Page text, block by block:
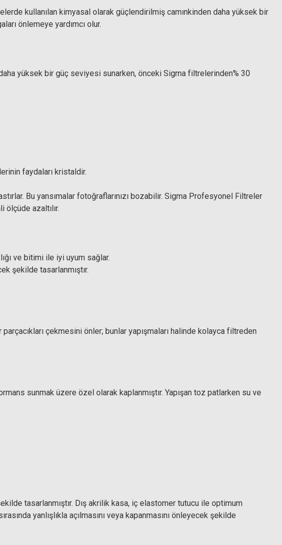
kullanılan kimyasal olarak güçlendirilmiş camınkinden daha yüksek bir
önlemeye yardımcı olur.
yüksek bir güç seviyesi sunarken, önceki Sigma filtrelerinden% 30
faydaları kristaldir.
Bu yansımalar fotoğraflarınızı bozabilir. Sigma Profesyonel Filtreler
ölçüde azaltılır.
ve bitimi ile iyi uyum sağlar.
şekilde tasarlanmıştır.
çekmesini önler; bunlar yapışmaları halinde kolayca filtreden
sunmak üzere özel olarak kaplanmıştır. Yapışan toz patlarken su ve
tasarlanmıştır. Dış akrilik kasa, iç elastomer tutucu ile optimum
yanlışlıkla açılmasını veya kapanmasını önleyecek şekilde